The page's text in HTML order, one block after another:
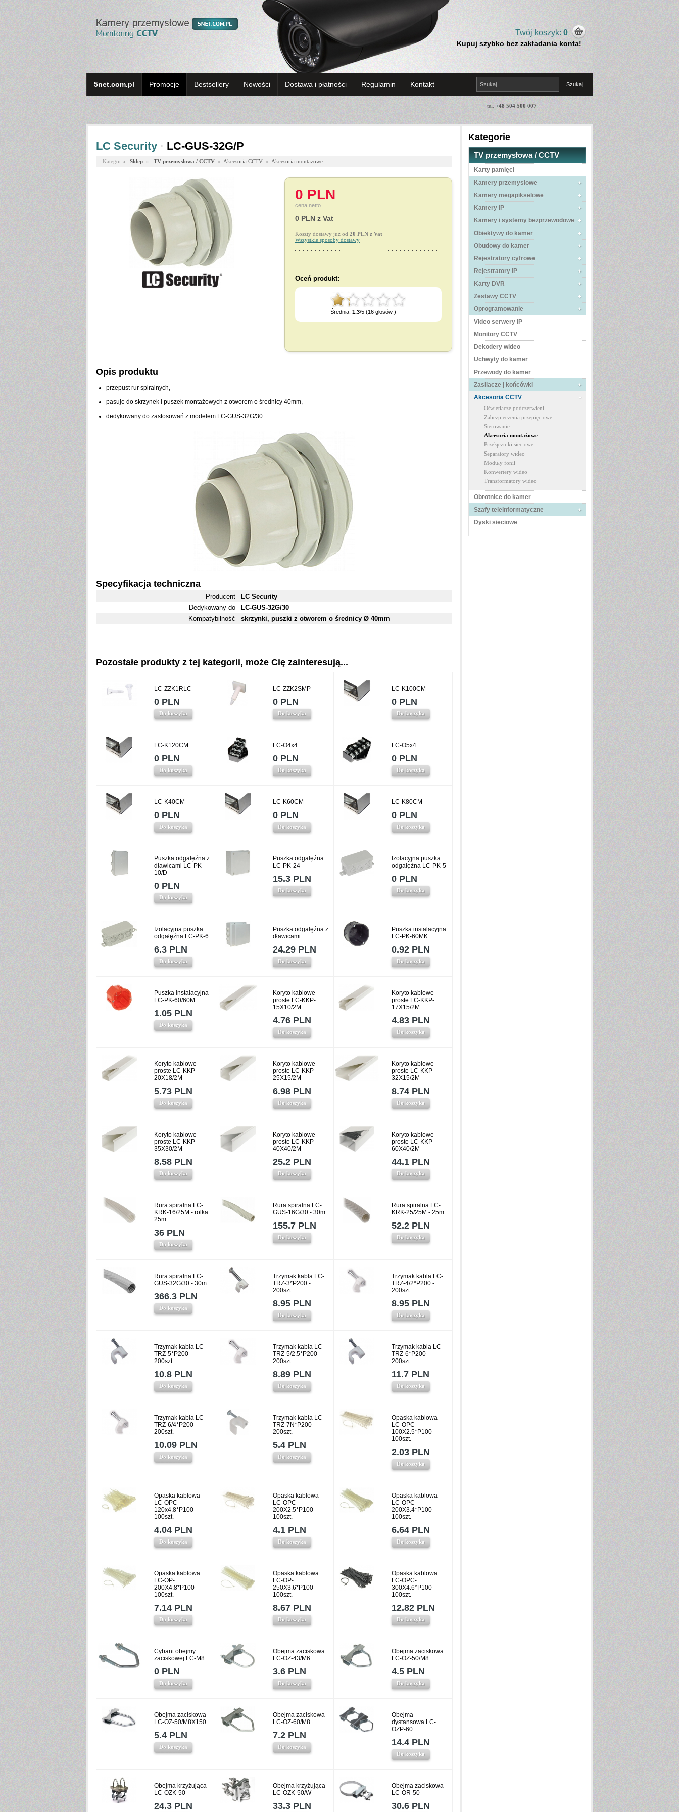
Twój koszyk: 0
Kupuj szybko bez zakładania konta!
5net.com.pl Promocje Bestsellery Nowości Dostawa i płatności Regulamin Kontakt
tel. +48 504 500 007
Kategorie
TV przemysłowa / CCTV
Karty pamięci
Kamery przemysłowe
Kamery megapikselowe
Kamery IP
Kamery i systemy bezprzewodowe
Obiektywy do kamer
Obudowy do kamer
Rejestratory cyfrowe
Rejestratory IP
Karty DVR
Zestawy CCTV
Oprogramowanie
Video serwery IP
Monitory CCTV
Dekodery wideo
Uchwyty do kamer
Przewody do kamer
Zasilacze | końcówki
Akcesoria CCTV
Oświetlacze podczerwieni
Zabezpieczenia przepięciowe
Sterowanie
Akcesoria montażowe
Przełączniki sieciowe
Separatory wideo
Moduły fonii
Konwertery wideo
Transformatory wideo
Obrotnice do kamer
Szafy teleinformatyczne
Dyski sieciowe
LC Security · LC-GUS-32G/P
Kategoria: Sklep » TV przemysłowa / CCTV » Akcesoria CCTV » Akcesoria montażowe
0 PLN
cena netto
0 PLN z Vat
Koszty dostawy już od 20 PLN z Vat
Wszystkie sposoby dostawy
Oceń produkt:
Średnia: 1.3/5 (16 głosów )
Opis produktu
przepust rur spiralnych,
pasuje do skrzynek i puszek montażowych z otworem o średnicy 40mm,
dedykowany do zastosowań z modelem LC-GUS-32G/30.
Specyfikacja techniczna
Producent
LC Security
Dedykowany do
LC-GUS-32G/30
Kompatybilność
skrzynki, puszki z otworem o średnicy Ø 40mm
Pozostałe produkty z tej kategorii, może Cię zainteresują...
LC-ZZK1RLC
0 PLN
Do koszyka
LC-ZZK2SMP
0 PLN
Do koszyka
LC-K100CM
0 PLN
Do koszyka
LC-K120CM
0 PLN
Do koszyka
LC-O4x4
0 PLN
Do koszyka
LC-O5x4
0 PLN
Do koszyka
LC-K40CM
0 PLN
Do koszyka
LC-K60CM
0 PLN
Do koszyka
LC-K80CM
0 PLN
Do koszyka
Puszka odgałęźna z
dławicami LC-PK-
10/D
0 PLN
Do koszyka
Puszka odgałęźna
LC-PK-24
15.3 PLN
Do koszyka
Izolacyjna puszka
odgałęźna LC-PK-5
0 PLN
Do koszyka
Izolacyjna puszka
odgałęźna LC-PK-6
6.3 PLN
Do koszyka
Puszka odgałęźna z
dławicami
24.29 PLN
Do koszyka
Puszka instalacyjna
LC-PK-60MK
0.92 PLN
Do koszyka
Puszka instalacyjna
LC-PK-60/60M
1.05 PLN
Do koszyka
Koryto kablowe
proste LC-KKP-
15X10/2M
4.76 PLN
Do koszyka
Koryto kablowe
proste LC-KKP-
17X15/2M
4.83 PLN
Do koszyka
Koryto kablowe
proste LC-KKP-
20X18/2M
5.73 PLN
Do koszyka
Koryto kablowe
proste LC-KKP-
25X15/2M
6.98 PLN
Do koszyka
Koryto kablowe
proste LC-KKP-
32X15/2M
8.74 PLN
Do koszyka
Koryto kablowe
proste LC-KKP-
35X30/2M
8.58 PLN
Do koszyka
Koryto kablowe
proste LC-KKP-
40X40/2M
25.2 PLN
Do koszyka
Koryto kablowe
proste LC-KKP-
60X40/2M
44.1 PLN
Do koszyka
Rura spiralna LC-
KRK-16/25M - rolka
25m
36 PLN
Do koszyka
Rura spiralna LC-
GUS-16G/30 - 30m
155.7 PLN
Do koszyka
Rura spiralna LC-
KRK-25/25M - 25m
52.2 PLN
Do koszyka
Rura spiralna LC-
GUS-32G/30 - 30m
366.3 PLN
Do koszyka
Trzymak kabla LC-
TRZ-3*P200 -
200szt.
8.95 PLN
Do koszyka
Trzymak kabla LC-
TRZ-4/2*P200 -
200szt.
8.95 PLN
Do koszyka
Trzymak kabla LC-
TRZ-5*P200 -
200szt.
10.8 PLN
Do koszyka
Trzymak kabla LC-
TRZ-5/2.5*P200 -
200szt.
8.89 PLN
Do koszyka
Trzymak kabla LC-
TRZ-6*P200 -
200szt.
11.7 PLN
Do koszyka
Trzymak kabla LC-
TRZ-6/4*P200 -
200szt.
10.09 PLN
Do koszyka
Trzymak kabla LC-
TRZ-7N*P200 -
200szt.
5.4 PLN
Do koszyka
Opaska kablowa
LC-OPC-
100X2.5*P100 -
100szt.
2.03 PLN
Do koszyka
Opaska kablowa
LC-OPC-
120x4.8*P100 -
100szt.
4.04 PLN
Do koszyka
Opaska kablowa
LC-OPC-
200X2.5*P100 -
100szt.
4.1 PLN
Do koszyka
Opaska kablowa
LC-OPC-
200X3.4*P100 -
100szt.
6.64 PLN
Do koszyka
Opaska kablowa
LC-OP-
200X4.8*P100 -
100szt.
7.14 PLN
Do koszyka
Opaska kablowa
LC-OP-
250X3.6*P100 -
100szt.
8.67 PLN
Do koszyka
Opaska kablowa
LC-OPC-
300X4.6*P100 -
100szt.
12.82 PLN
Do koszyka
Cybant obejmy
zaciskowej LC-M8
0 PLN
Do koszyka
Obejma zaciskowa
LC-OZ-43/M6
3.6 PLN
Do koszyka
Obejma zaciskowa
LC-OZ-50/M8
4.5 PLN
Do koszyka
Obejma zaciskowa
LC-OZ-50/M8X150
5.4 PLN
Do koszyka
Obejma zaciskowa
LC-OZ-60/M8
7.2 PLN
Do koszyka
Obejma
dystansowa LC-
OZP-60
14.4 PLN
Do koszyka
Obejma krzyżująca
LC-OZK-50
24.3 PLN
Obejma krzyżująca
LC-OZK-50/W
33.3 PLN
Obejma zaciskowa
LC-OR-50
30.6 PLN